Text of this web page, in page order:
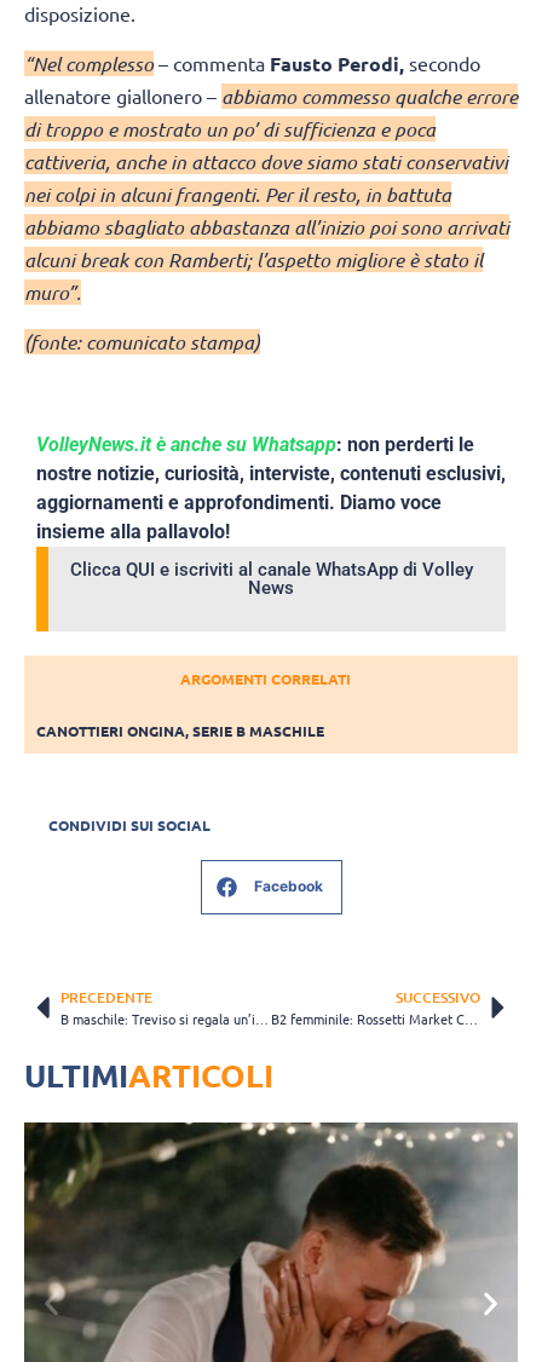
disposizione.
“Nel complesso– commenta Fausto Perodi, secondo
allenatore giallonero – abbiamo commesso qualche errore
di troppo e mostrato un po’ di sufficienza e poca
cattiveria, anche in attacco dove siamo stati conservativi
nei colpi in alcuni frangenti. Per il resto, in battuta
abbiamo sbagliato abbastanza all’inizio poi sono arrivati
alcuni break con Ramberti; l’aspetto migliore è stato il
muro”.
(fonte: comunicato stampa)
VolleyNews.it è anche su Whatsapp: non perderti le
nostre notizie, curiosità, interviste, contenuti esclusivi,
aggiornamenti e approfondimenti. Diamo voce
insieme alla pallavolo!
Clicca QUI e iscriviti al canale WhatsApp di Volley
News
ARGOMENTI CORRELATI
CANOTTIERI ONGINA,SERIE B MASCHILE
CONDIVIDI SUI SOCIAL
Facebook
PRECEDENTE SUCCESSIVO
B2 femminile: Rossetti Market Conad al debutto in Coppa Italia
ULTIMIARTICOLI